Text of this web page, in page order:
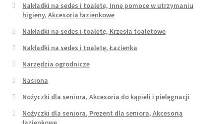
Nakładki na sedes i toaletę, Inne pomoce w utrzymaniu
higieny, Akcesoria łazienkowe
Nakładki na sedes i toaletę, Krzesła toaletowe
Nakładki na sedes i toaletę, Łazienka
Narzędzia ogrodnicze
Nasiona
Nożyczki dla seniora, Akcesoria do kąpieli i pielęgnacji
Nożyczki dla seniora, Prezent dla seniora, Akcesoria